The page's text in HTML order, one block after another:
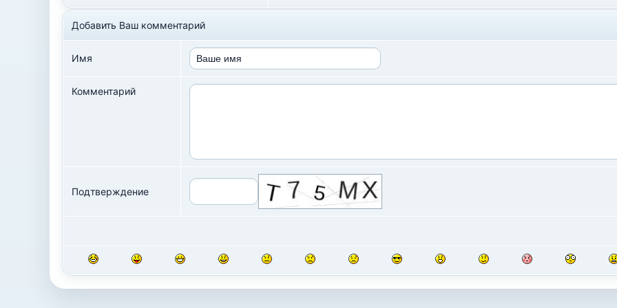
Добавить Ваш комментарий
Имя
Комментарий
Подтверждение